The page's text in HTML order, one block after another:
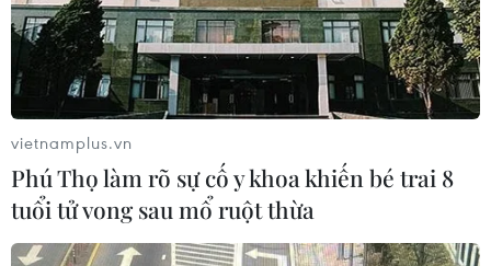
TIN CÙNG CHUYÊN MỤC
vietnamplus.vn
Phú Thọ làm rõ sự cố y khoa khiến bé trai 8
tuổi tử vong sau mổ ruột thừa